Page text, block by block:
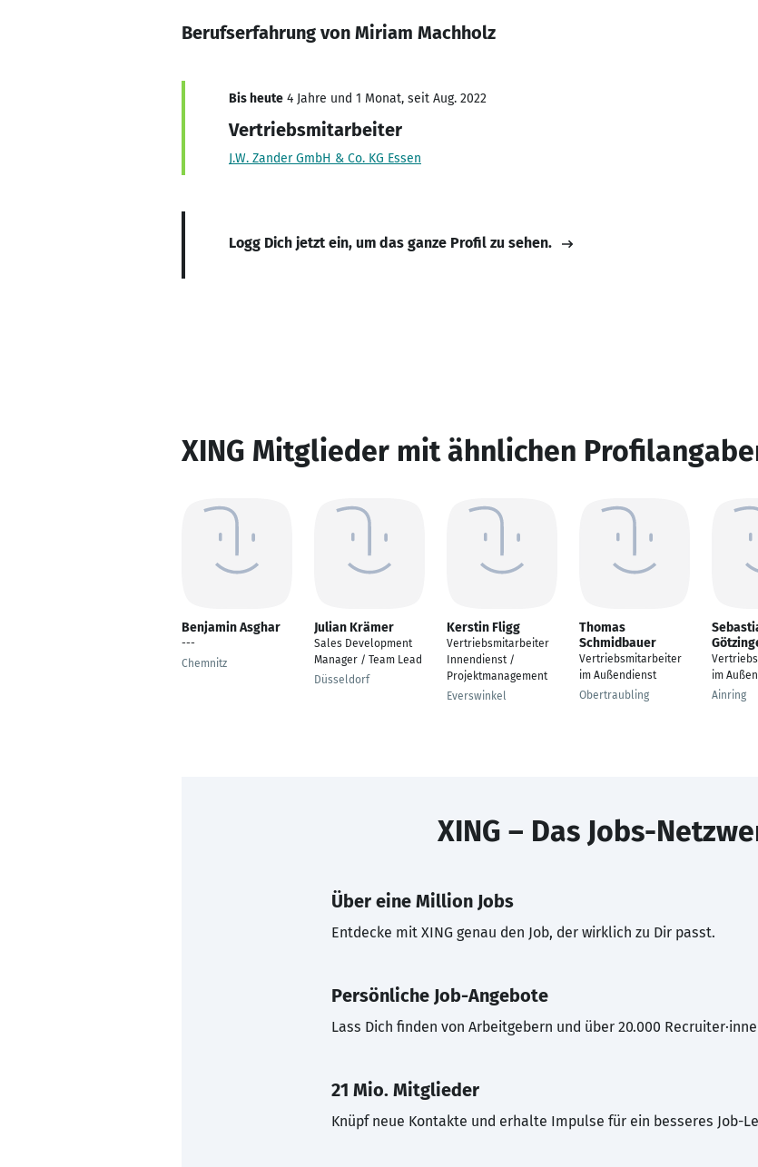
Berufserfahrung von Miriam Machholz
Bis heute 4 Jahre und 1 Monat, seit Aug. 2022
Vertriebsmitarbeiter
J.W. Zander GmbH & Co. KG Essen
Logg Dich jetzt ein, um das ganze Profil zu sehen.
XING Mitglieder mit ähnlichen
Benjamin Asghar
---
Chemnitz
Julian Krämer
Sales Development
Manager / Team Lead
Düsseldorf
Kerstin Fligg
Vertriebsmitarbeiter
Innendienst /
Projektmanagement
Everswinkel
Thomas
Schmidbauer
Vertriebsmitarbeiter
im Außendienst
Obertraubling
im
Ainring
XING – Das Jobs-
Über eine Million Jobs
Entdecke mit XING genau den Job, der wirklich zu Dir passt.
Persönliche Job-Angebote
Lass Dich finden von Arbeitgebern und über 20.000
21 Mio. Mitglieder
Knüpf neue Kontakte und erhalte Impulse für ein besseres Job-